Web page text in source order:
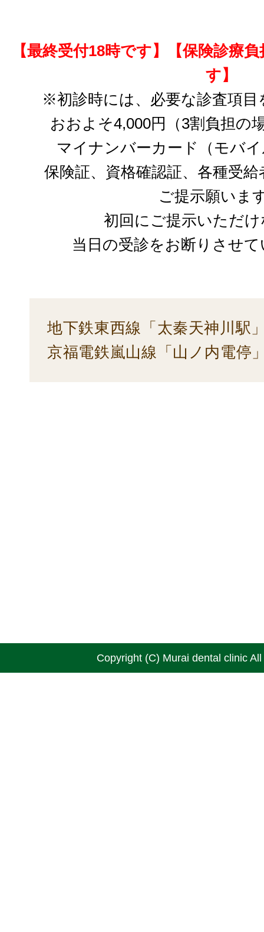
【最終受付18時です】【保険診療
す】
※初診時には、必要な診査項
おおよそ4,000円（3割負担の
マイナンバーカード（モバ
保険証、資格確認証、各種受
ご提示願いま
初回にご提示いただ
当日の受診をお断りさせ
地下鉄東西線「太秦天神川駅
京福電鉄嵐山線「山ノ内電停
Copyright (C) Murai dental clinic